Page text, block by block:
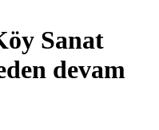
Sanat
devam